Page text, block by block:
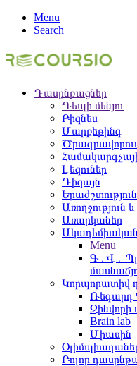
Menu
Search
Դասընթացներ
Դեպի մենյու
Բիզնես
Մարքեթինգ
Լեզուներ
Դիզայն
Երաժշտություն
Առողջություն
Առարկաներ
Ակադեմիական
Menu
Գ․Վ․
Կորպորատիվ
Ռեգարդ
Զինվորի
Brain lab
Միասին
Բոլոր